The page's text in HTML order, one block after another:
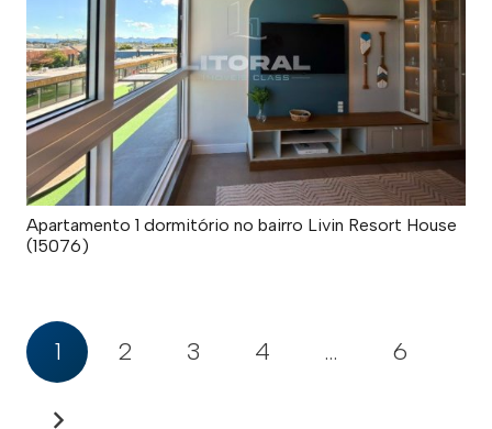
Apartamento 1 dormitório no bairro Livin Resort House
(15076)
1 2 3 4 … 6